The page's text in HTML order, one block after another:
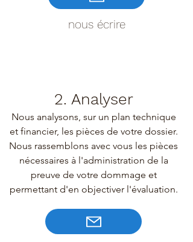
nous écrire
2. Analyser
Nous analysons, sur un plan technique
et financier, les pièces de votre dossier.
Nous rassemblons avec vous les pièces
nécessaires à l'administration de la
preuve de votre dommage et
permettant d'en objectiver l'évaluation.